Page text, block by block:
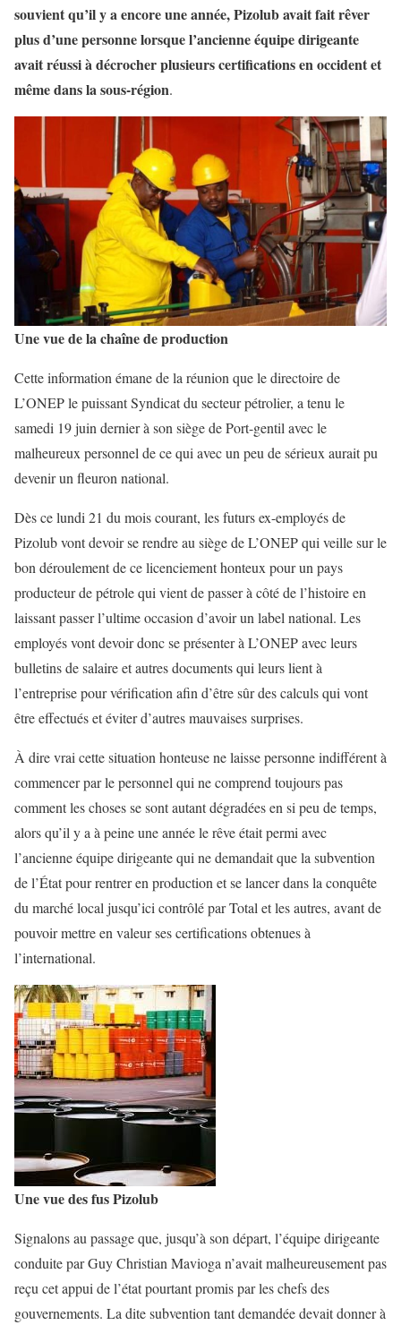
souvient qu’il y a encore une année, Pizolub avait fait rêver
plus d’une personne lorsque l’ancienne équipe dirigeante
avait réussi à décrocher plusieurs certifications en occident et
même dans la sous-région.
Une vue de la chaîne de production
Cette information émane de la réunion que le directoire de
L’ONEP le puissant Syndicat du secteur pétrolier, a tenu le
samedi 19 juin dernier à son siège de Port-gentil avec le
malheureux personnel de ce qui avec un peu de sérieux aurait pu
devenir un fleuron national.
Dès ce lundi 21 du mois courant, les futurs ex-employés de
Pizolub vont devoir se rendre au siège de L’ONEP qui veille sur le
bon déroulement de ce licenciement honteux pour un pays
producteur de pétrole qui vient de passer à côté de l’histoire en
laissant passer l’ultime occasion d’avoir un label national. Les
employés vont devoir donc se présenter à L’ONEP avec leurs
bulletins de salaire et autres documents qui leurs lient à
l’entreprise pour vérification afin d’être sûr des calculs qui vont
être effectués et éviter d’autres mauvaises surprises.
À dire vrai cette situation honteuse ne laisse personne indifférent à
commencer par le personnel qui ne comprend toujours pas
comment les choses se sont autant dégradées en si peu de temps,
alors qu’il y a à peine une année le rêve était permi avec
l’ancienne équipe dirigeante qui ne demandait que la subvention
de l’État pour rentrer en production et se lancer dans la conquête
du marché local jusqu’ici contrôlé par Total et les autres, avant de
pouvoir mettre en valeur ses certifications obtenues à
l’international.
Une vue des fus Pizolub
Signalons au passage que, jusqu’à son départ, l’équipe dirigeante
conduite par Guy Christian Mavioga n’avait malheureusement pas
reçu cet appui de l’état pourtant promis par les chefs des
gouvernements. La dite subvention tant demandée devait donner à